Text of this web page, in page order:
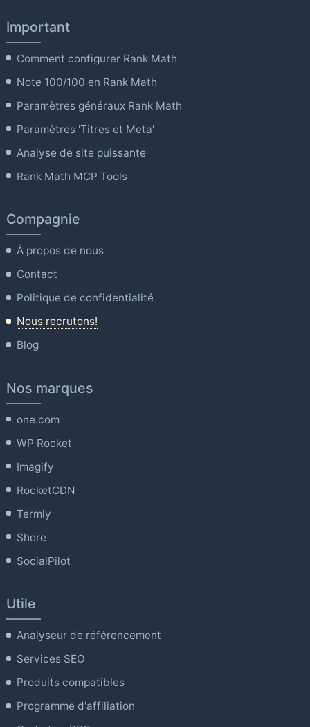
Important
Comment configurer Rank Math
Note 100/100 en Rank Math
Paramètres généraux Rank Math
Paramètres 'Titres et Meta'
Analyse de site puissante
Rank Math MCP Tools
Compagnie
À propos de nous
Contact
Politique de confidentialité
Nous recrutons!
Blog
Nos marques
one.com
WP Rocket
Imagify
RocketCDN
Termly
Shore
SocialPilot
Utile
Analyseur de référencement
Services SEO
Produits compatibles
Programme d'affiliation